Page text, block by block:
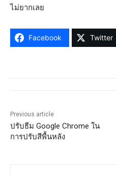
ไม่ยากเลย
Facebook Twitter
Previous article
ปรับธีม Google Chrome ใน
การปรับสีพื้นหลัง